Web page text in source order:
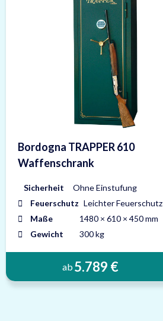
Bordogna TRAPPER 610
Waffenschrank
Sicherheit
Ohne Einstufung
Feuerschutz Leichter Feuerschutz
Maße
1480 × 610 × 450 mm
Gewicht
300 kg
ab 5.789 €